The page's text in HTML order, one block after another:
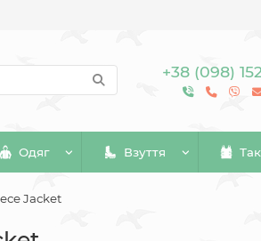
+38 (098)
Одяг Взуття
Jacket